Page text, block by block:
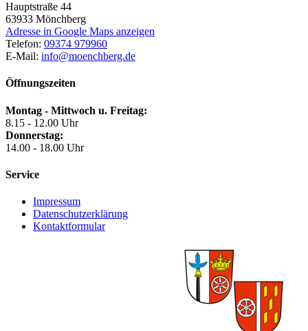
Hauptstraße 44
63933 Mönchberg
Adresse in Google Maps anzeigen
Telefon: 09374 979960
E-Mail: info@moenchberg.de
Öffnungszeiten
Montag - Mittwoch u. Freitag:
8.15 - 12.00 Uhr
Donnerstag:
14.00 - 18.00 Uhr
Service
Impressum
Datenschutzerklärung
Kontaktformular